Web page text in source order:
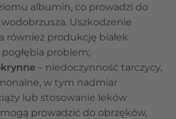
albumin, co prowadzi do
Uszkodzenie
również produkcję białek
problem;
– niedoczynność tarczycy,
w tym nadmiar
lub stosowanie leków
prowadzić do obrzęków,